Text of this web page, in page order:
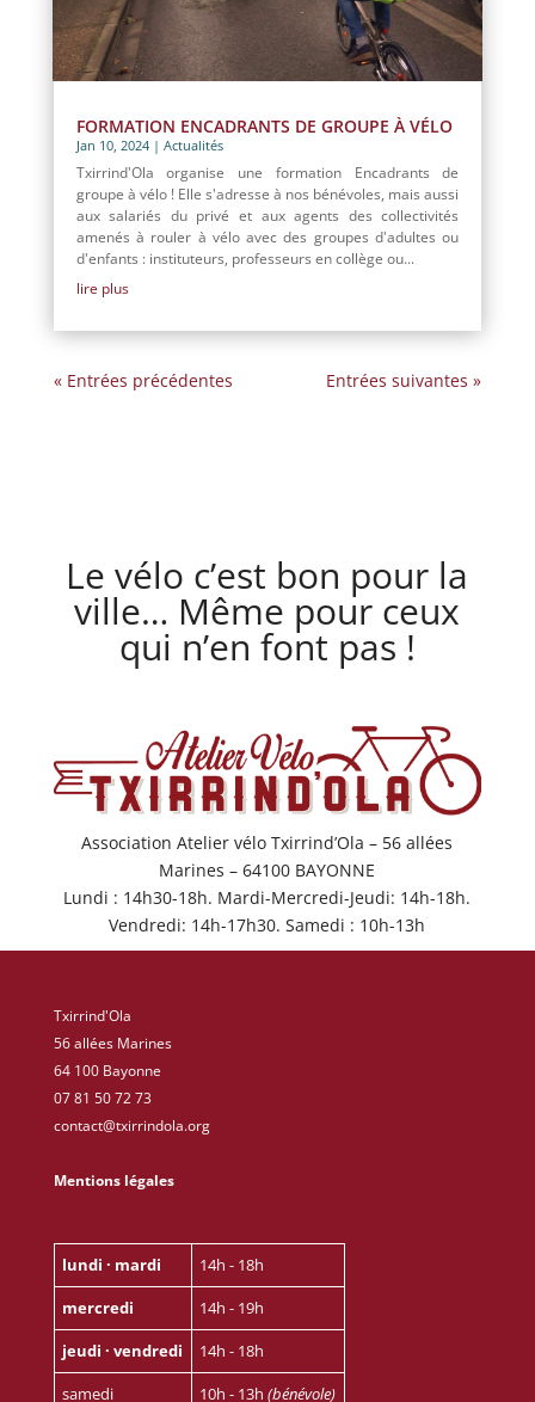
FORMATION ENCADRANTS DE GROUPE À VÉLO
Jan 10, 2024| Actualités
Txirrind'Ola organise une formation Encadrants de
groupe à vélo ! Elle s'adresse à nos bénévoles, mais aussi
aux salariés du privé et aux agents des collectivités
amenés à rouler à vélo avec des groupes d'adultes ou
d'enfants : instituteurs, professeurs en collège ou...
lire plus
« Entrées précédentes Entrées suivantes »
Le vélo c’est bon pour la
ville… Même pour ceux
qui n’en font pas !
Association Atelier vélo Txirrind’Ola – 56 allées
Marines – 64100 BAYONNE
Lundi : 14h30-18h. Mardi-Mercredi-Jeudi: 14h-18h.
Vendredi: 14h-17h30. Samedi : 10h-13h
Txirrind'Ola
56 allées Marines
64 100 Bayonne
07 81 50 72 73
contact@txirrindola.org
Mentions légales
lundi · mardi
14h - 18h
mercredi
14h - 19h
jeudi · vendredi
14h - 18h
samedi
10h - 13h(bénévole)